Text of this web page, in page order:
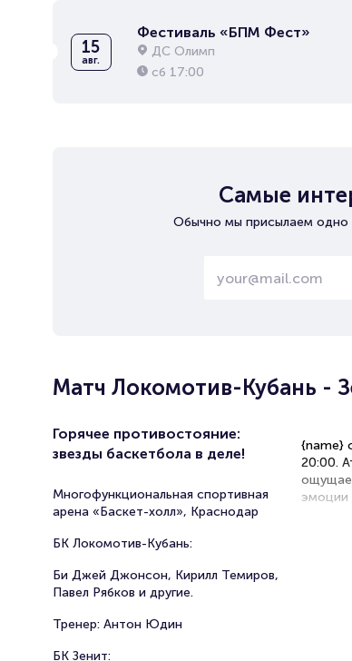
15
авг.
Фестиваль «БПМ Фест»
ДС Олимп
сб 17:00
Самые
Обычно мы присылаем одно
Матч Локомотив-Кубань -
Горячее противостояние:
звезды баскетбола в деле!
Многофункциональная спортивная
арена «Баскет-холл», Краснодар
БК Локомотив-Кубань:
Би Джей Джонсон, Кирилл Темиров,
Павел Рябков и другие.
Тренер: Антон Юдин
БК Зенит:
{name}
20:00.
эмоции